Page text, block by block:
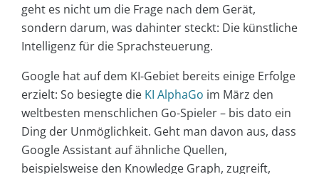
geht es nicht um die Frage nach dem Gerät,
sondern darum, was dahinter steckt: Die künstliche
Intelligenz für die Sprachsteuerung.
Google hat auf dem KI-Gebiet bereits einige Erfolge
erzielt: So besiegte die KI AlphaGo im März den
weltbesten menschlichen Go-Spieler – bis dato ein
Ding der Unmöglichkeit. Geht man davon aus, dass
Google Assistant auf ähnliche Quellen,
beispielsweise den Knowledge Graph, zugreift,